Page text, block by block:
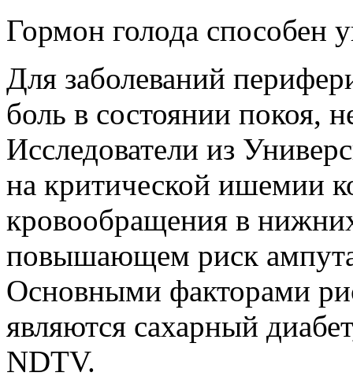
Гормон голода способен
Для заболеваний
боль в состоянии покоя,
Исследователи из
на критической ишемии
кровообращения в
повышающем риск
Основными факторами
являются сахарный
NDTV.